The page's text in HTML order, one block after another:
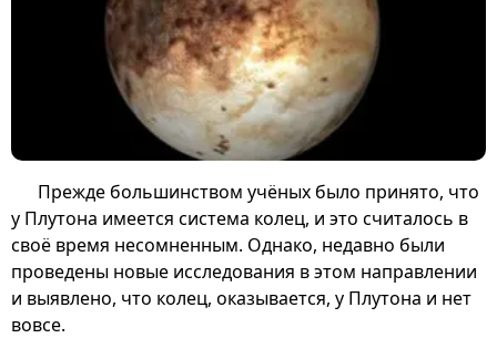
Прежде большинством учёных было принято, что
у Плутона имеется система колец, и это считалось в
своё время несомненным. Однако, недавно были
проведены новые исследования в этом направлении
и выявлено, что колец, оказывается, у Плутона и нет
вовсе.